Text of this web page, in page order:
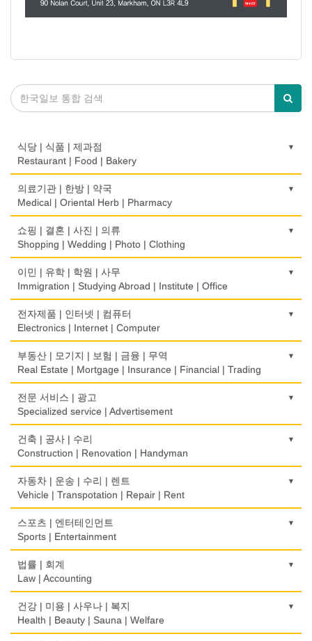
식당 | 식품 | 제과점
Restaurant | Food | Bakery
농장
Farm
떡집/방앗간
Rice Cake
Fish Market
Restaurant
식당장비
Food Equipment
식품점
Korean Food
Food Manufacturing
와인제조
정육점
제과점
Bakery
식품도매
Food Distributors
의료기관 | 한방 | 약국
Medical | Oriental Herb | Pharmacy
의사-검안의
Optometrist
보청기
Hearing Aid
Bidet
Psychologist/Psychiatrist
안경점
Optical Stores
의료기구
Medical Instruments
Denturist
한의원/한약
Oriental Herb/Acupuncture
약국
의사-내과
Internal Medicine
의사-물리치료/카이로 프랙터
Physiotherapy/Chiropractic Clinic
쇼핑 | 결혼 | 사진 | 의류
Shopping | Wedding | Photo | Clothing
한복집
Korean Costume
유리/거울/액자
Glass/Mirror/Frame
Children's Ware
Wedding
인터넷 쇼핑
Internet Shopping
결혼상담
Marriage Consulting
Florist
모피점
백화점/선물센터
보석/귀금속/시계
Jeweler/Jeweller
이민 | 유학 | 학원 | 사무
Immigration | Studying Abroad | Institute | Office
이민/유학
Immigration/Studying Abroad
사무기기
Office Equipment
Stationery/Office Equipment
Book Store
운전학원
Driving School
한글학교
Korean Language School
Boarding House
학교/학원
개인지도-체육
전자제품 | 인터넷 | 컴퓨터
Electronics | Internet | Computer
금전등록기
Cash Register
인터넷 서비스/까페
Internet Service/Cafe
전자제품 판매/수리
Electronic Goods Sales/Repair
Telephone/Communication Service
컴퓨터 판매/수리
Computer Sales/Repair
부동산 | 모기지 | 보험 | 금융 | 무역
Real Estate | Mortgage | Insurance | Financial | Trading
도매
Wholesale
모기지
Mortgage
International Trade
Insurance/Investment/Finance
부동산 관리
Property Management
채무조정
Bankruptcy
전문 서비스 | 광고
Specialized service | Advertisement
광고/그래픽 디자인
Advertising/Graphic Design
광고 에이전트
Advertising Agency
경보/도난방지
Alarm/Security System
Cemetery/Monument
빨래방/세탁
Coin Laundry/Dry cleaning
상패/트로피
건축 | 공사 | 수리
Construction | Renovation | Handyman
건축시공/개조
Construction/Home Renovation
건축설계사
Architect
Architecture
Home Inspection
간판
자동차 | 운송 | 수리 | 렌트
Vehicle | Transpotation | Repair | Rent
운송/통관/이삿짐
Transportation/Moving
택배
Courier Service
Taxi Service
스포츠 | 엔터테인먼트
Sports | Entertainment
골프장비
Golf Equipment
골프장
Golf/Country Club
법률 | 회계
Law | Accounting
교통위반티켓
Traffic Ticket
건강 | 미용 | 사우나 | 복지
Health | Beauty | Sauna | Welfare